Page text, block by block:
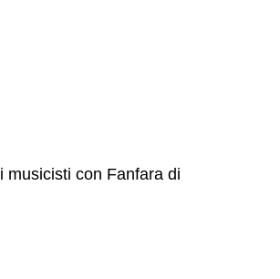
musicisti con Fanfara di